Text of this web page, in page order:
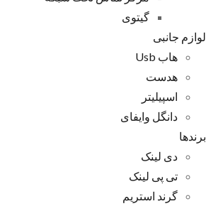
گیتوی
لوازم جانبی
هاب Usb
هدست
اسپیلیتر
دانگل وایفای
برندها
دی لینک
تی پی لینک
گرند استریم